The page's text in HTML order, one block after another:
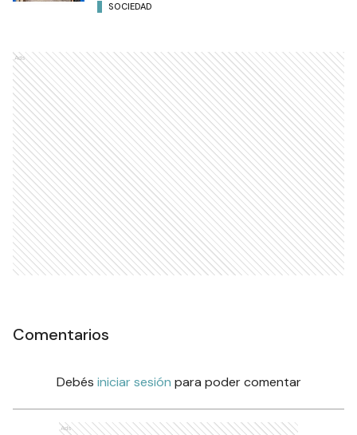
SOCIEDAD
Ads
Comentarios
Debés iniciar sesión para poder comentar
Ads